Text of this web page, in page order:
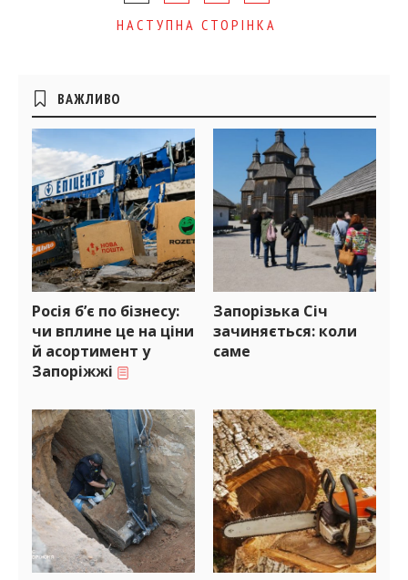
navigationНАСТУПНА СТОРІНКА
Бічні
віджети
ВАЖЛИВО
Росія б’є по бізнесу:
чи вплине це на ціни
й асортимент у
Запоріжжі
Запорізька Січ
зачиняється: коли
саме